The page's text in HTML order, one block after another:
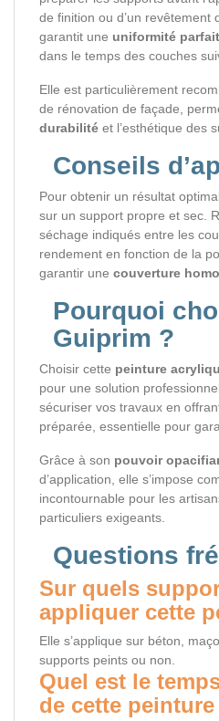
de finition ou d’un revêtement
garantit une uniformité
dans le temps des couches
Elle est particulièrement
de rénovation de façade,
durabilité et l’esthétique des
Conseils
Pour obtenir un résultat
sur un support propre et sec.
séchage indiqués entre les
rendement en fonction de la
garantir une couverture
Pourquoi
Guiprim ?
Choisir cette peinture
pour une solution
sécuriser vos travaux en
préparée, essentielle pour
Grâce à son pouvoir
d’application, elle s’impose
incontournable pour les
particuliers exigeants.
Questions
Sur quels
appliquer cette
Elle s’applique sur béton,
supports peints ou non.
Quel est le
de cette peinture